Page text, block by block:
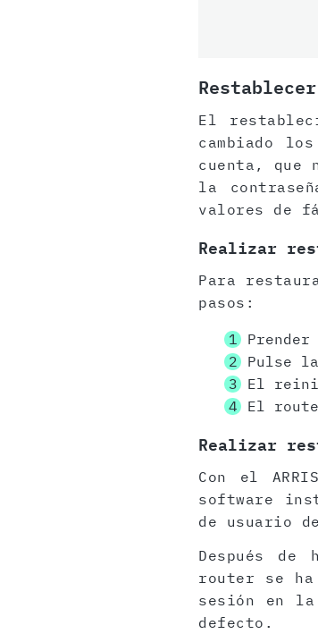
El
cambiado
cuenta, que
la
valores de
Realizar
Para
pasos:
Pulse la
El
El
Realizar
Con el
software
de usuario
Después
router se
sesión en
defecto.